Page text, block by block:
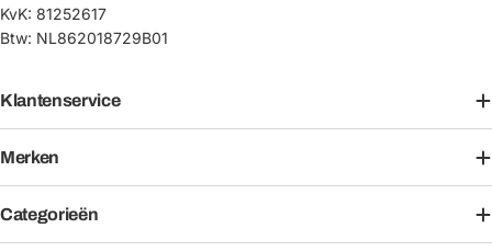
KvK: 81252617
Btw: NL862018729B01
Klantenservice
Merken
Categorieën